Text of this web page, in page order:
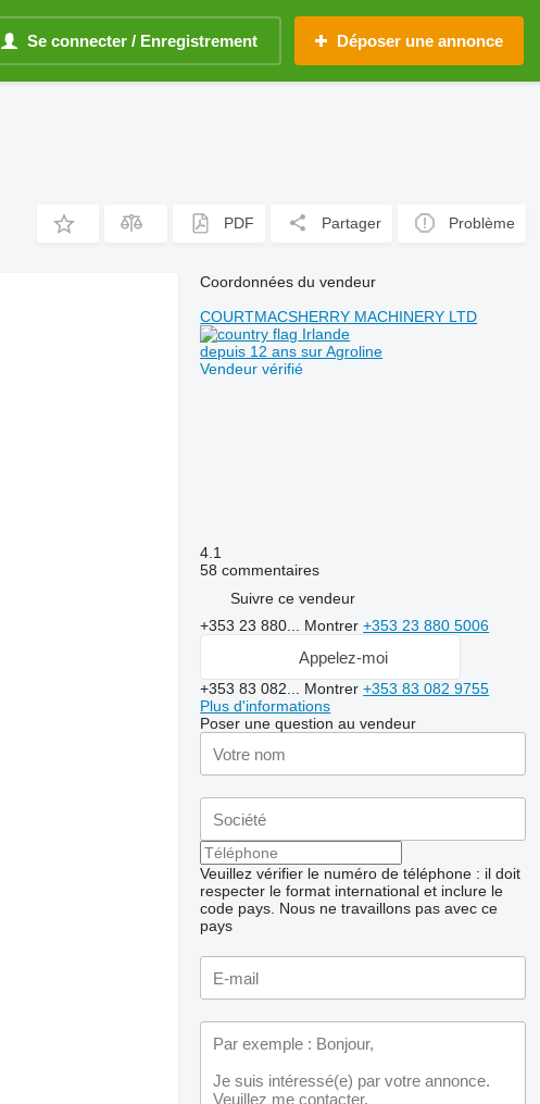
Se connecter / Enregistrement Déposer une annonce
PDF Partager Problème
Coordonnées du vendeur
COURTMACSHERRY MACHINERY LTD
Irlande
depuis 12 ans sur Agroline
Vendeur vérifié
4.1
58 commentaires
Suivre ce vendeur
+353 23 880... Montrer+353 23 880 5006
Appelez-moi
+353 83 082... Montrer+353 83 082 9755
Plus d'informations
Poser une question au vendeur
Veuillez vérifier le numéro de téléphone : il doit
respecter le format international et inclure le
code pays. Nous ne travaillons pas avec ce
pays